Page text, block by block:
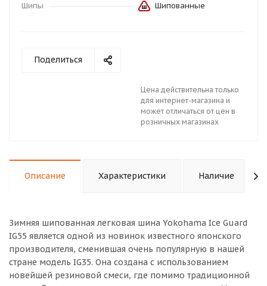
Шипы
Шипованные
Поделиться
Цена действительна только
для интернет-магазина и
может отличаться от цен в
розничных магазинах
Описание Характеристики Наличие
Зимняя шипованная легковая шина Yokohama Ice Guard
IG55 является одной из новинок известного японского
производителя, сменившая очень популярную в нашей
стране модель IG35. Она создана с использованием
новейшей резиновой смеси, где помимо традиционной